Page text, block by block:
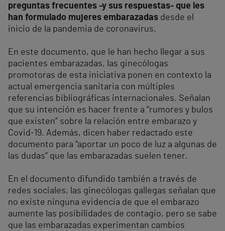
preguntas frecuentes -y sus respuestas- que les
han formulado mujeres embarazadas desde el
inicio de la pandemia de coronavirus.
En este documento, que le han hecho llegar a sus
pacientes embarazadas, las ginecólogas
promotoras de esta iniciativa ponen en contexto la
actual emergencia sanitaria con múltiples
referencias bibliográficas internacionales. Señalan
que su intención es hacer frente a “rumores y bulos
que existen” sobre la relación entre embarazo y
Covid-19. Además, dicen haber redactado este
documento para “aportar un poco de luz a algunas de
las dudas” que las embarazadas suelen tener.
En el documento difundido también a través de
redes sociales, las ginecólogas gallegas señalan que
no existe ninguna evidencia de que el embarazo
aumente las posibilidades de contagio, pero se sabe
que las embarazadas experimentan cambios